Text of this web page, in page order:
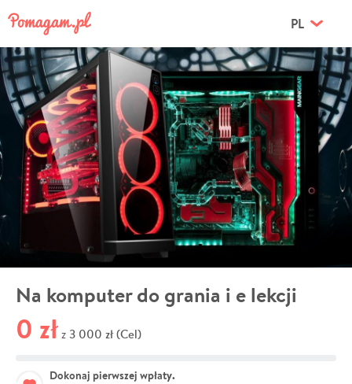
PL
Na komputer do grania i e lekcji
0 zł z 3 000 zł (Cel)
Dokonaj pierwszej wpłaty.